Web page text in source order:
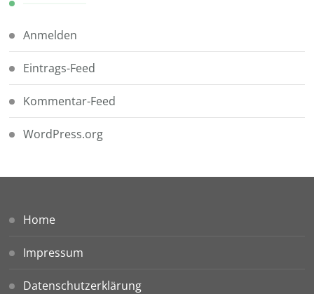
Anmelden
Eintrags-Feed
Kommentar-Feed
WordPress.org
Home
Impressum
Datenschutzerklärung